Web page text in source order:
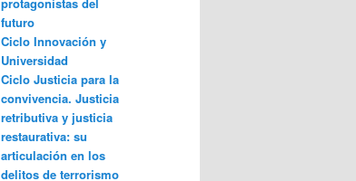
futuro
Ciclo Innovación y
Universidad
Ciclo Justicia para la
convivencia. Justicia
retributiva y justicia
restaurativa: su
articulación en los
delitos de terrorismo